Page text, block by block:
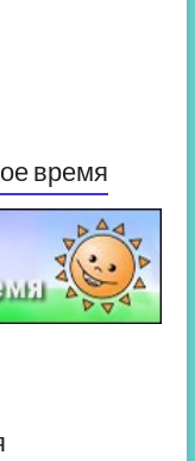
время